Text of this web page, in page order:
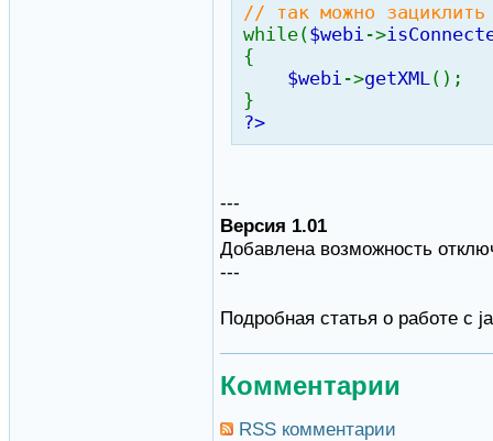
// так можно зациклить
while($webi ->
{
$webi ->getXML();
}
?>
---
Версия 1.01
Добавлена возможность
---
Подробная статья о работе с
Комментарии
RSS комментарии